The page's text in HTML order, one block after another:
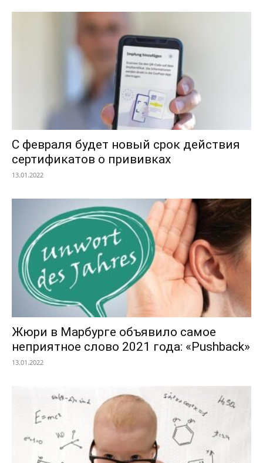
С февраля будет новый срок действия
сертификатов о прививках
13.01.2022
Жюри в Марбурге объявило самое
неприятное слово 2021 года: «Pushback»
13.01.2022